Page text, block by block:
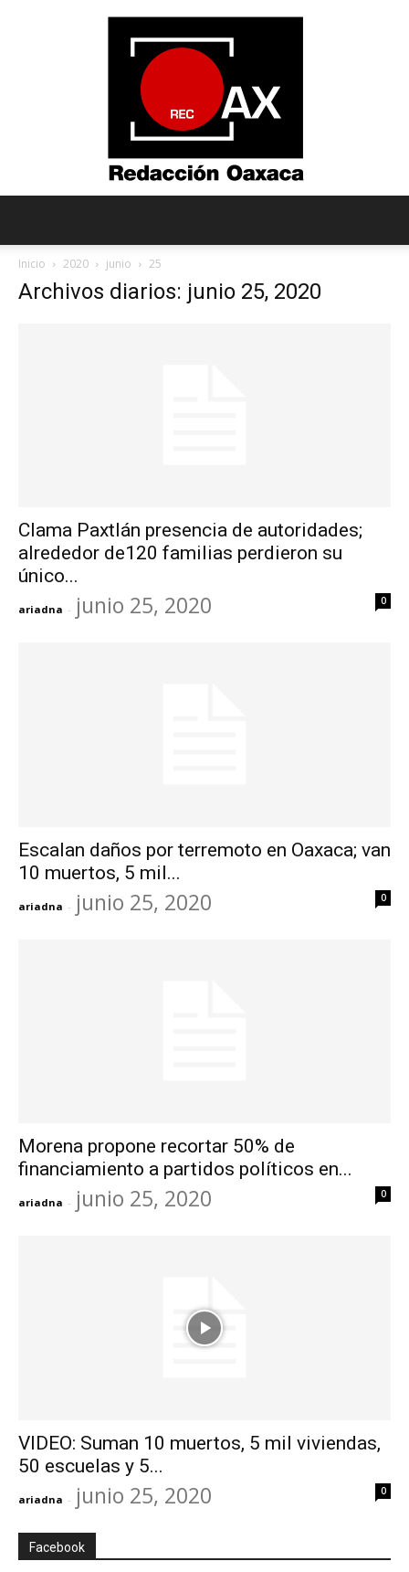
Inicio 2020 junio 25
Archivos diarios: junio 25, 2020
Clama Paxtlán presencia de autoridades;
alrededor de120 familias perdieron su
único...
ariadna - junio 25, 2020 0
Escalan daños por terremoto en Oaxaca; van
10 muertos, 5 mil...
ariadna - junio 25, 2020 0
Morena propone recortar 50% de
financiamiento a partidos políticos en...
ariadna - junio 25, 2020 0
VIDEO: Suman 10 muertos, 5 mil viviendas,
50 escuelas y 5...
ariadna - junio 25, 2020 0
Facebook